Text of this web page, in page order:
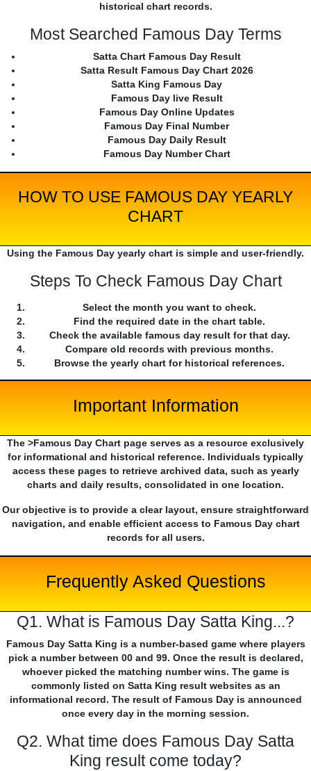
historical chart records.
Most Searched Famous Day Terms
Satta Chart Famous Day Result
Satta Result Famous Day Chart 2026
Satta King Famous Day
Famous Day live Result
Famous Day Online Updates
Famous Day Final Number
Famous Day Daily Result
Famous Day Number Chart
HOW TO USE FAMOUS DAY YEARLY
CHART
Using the Famous Day yearly chart is simple and user-friendly.
Steps To Check Famous Day Chart
Select the month you want to check.
Find the required date in the chart table.
Check the available famous day result for that day.
Compare old records with previous months.
Browse the yearly chart for historical references.
Important Information
The >Famous Day Chart page serves as a resource exclusively
for informational and historical reference. Individuals typically
access these pages to retrieve archived data, such as yearly
charts and daily results, consolidated in one location.
Our objective is to provide a clear layout, ensure straightforward
navigation, and enable efficient access to Famous Day chart
records for all users.
Frequently Asked Questions
Q1. What is Famous Day Satta King...?
Famous Day Satta King is a number-based game where players
pick a number between 00 and 99. Once the result is declared,
whoever picked the matching number wins. The game is
commonly listed on Satta King result websites as an
informational record. The result of Famous Day is announced
once every day in the morning session.
Q2. What time does Famous Day Satta
King result come today?